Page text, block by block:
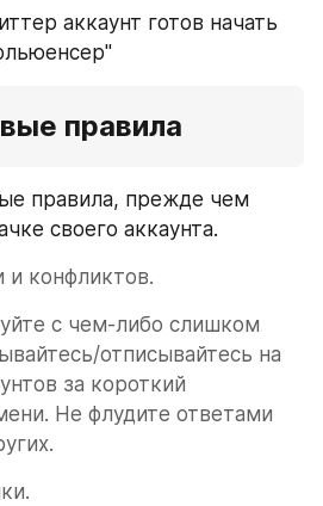
аккаунт готов начать
правила
правила, прежде чем
своего аккаунта.
и конфликтов.
с чем-либо слишком
отписывайтесь на
за короткий
Не флудите ответами